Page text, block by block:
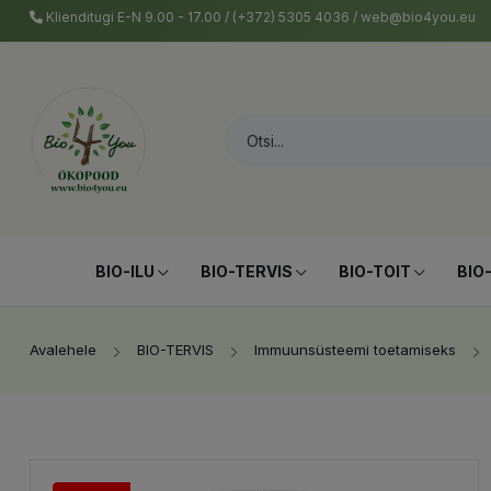
Klienditugi E-N 9.00 - 17.00 / (+372) 5305 4036 / web@bio4you.eu
BIO-ILU BIO-TERVIS BIO-TOIT
Avalehele BIO-TERVIS Immuunsüsteemi toetamiseks